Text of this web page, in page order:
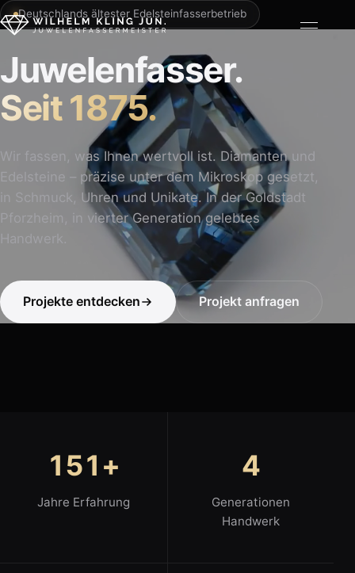
Deutschlands ältester Edelsteinfasserbetrieb
Juwelenfasser.
Seit 1875.
Wir fassen, was Ihnen wertvoll ist. Diamanten und
Edelsteine – präzise unter dem Mikroskop gesetzt,
in Schmuck, Uhren und Unikate. In der Goldstadt
Pforzheim, in vierter Generation gelebtes
Handwerk.
Projekte entdecken Projekt anfragen
151+
Jahre Erfahrung
4
Generationen
Handwerk